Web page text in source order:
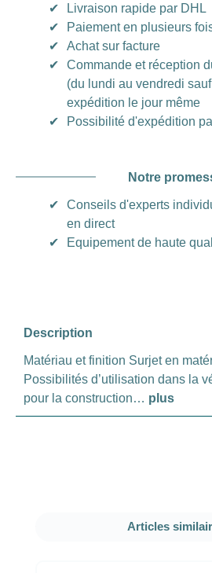
✔
Livraison rapide par DHL
✔
Paiement en plusieurs
✔
Achat sur facture
✔
Commande et réception
(du lundi au vendredi
expédition le jour même
✔
Possibilité d'expédition
Notre
✔
Conseils d'experts
en direct
✔
Equipement de haute
Description
Matériau et finition Surjet en
Possibilités d’utilisation dans la
pour la construction… plus
Ignorer la galerie de produits
Articles